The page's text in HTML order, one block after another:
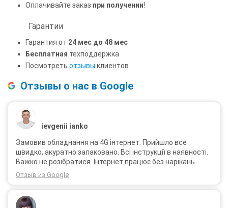
Оплачивайте заказ при получении!
Гарантии
Гарантия от 24 мес до 48 мес
Бесплатная техподдержка
Посмотреть отзывы клиентов
Отзывы о нас в Google
ievgenii ianko
Замовив обладнання на 4G інтернет. Прийшло все
швидко, акуратно запаковано. Всі інструкції в наявності.
Важко не розібратися. Інтернет працює без нарікань.
Отзыв из Google